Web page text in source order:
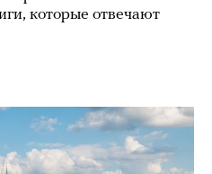
которые отвечают